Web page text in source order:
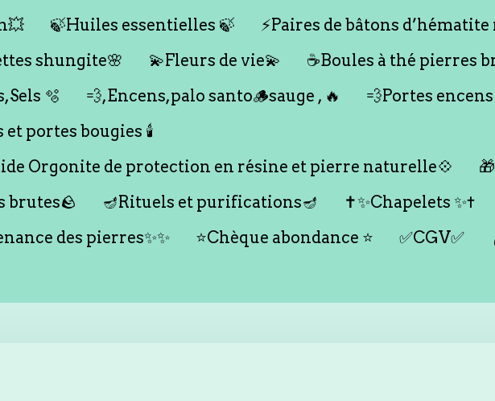
🍃Huiles essentielles 🍃
⚡️Paires de bâtons
shungite🌸
💫Fleurs de vie💫
☕️Boules à thé pierres
🫧
💨,Encens,palo santo🪵sauge , 🔥
💨Portes encens
et portes bougies 🕯️
Orgonite de protection en résine et pierre naturelle💠
brutes🪨
🪔Rituels et purifications🪔
✝️✨Chapelets ✨✝️
des pierres✨✨
⭐️Chèque abondance ⭐️ ✅CGV✅